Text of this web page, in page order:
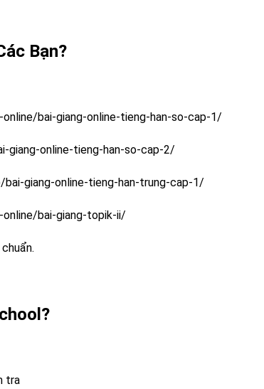
Bạn?
bai-giang-online-tieng-han-so-cap-1/
online-tieng-han-so-cap-2/
giang-online-tieng-han-trung-cap-1/
bai-giang-topik-ii/
tra